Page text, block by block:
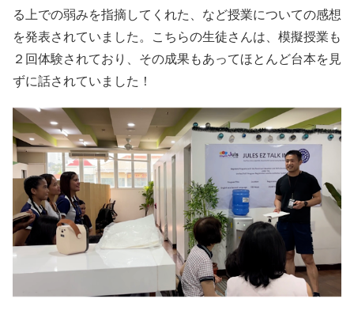
る上での弱みを指摘してくれた、など授業についての感想
を発表されていました。こちらの生徒さんは、模擬授業も
２回体験されており、その成果もあってほとんど台本を見
ずに話されていました！